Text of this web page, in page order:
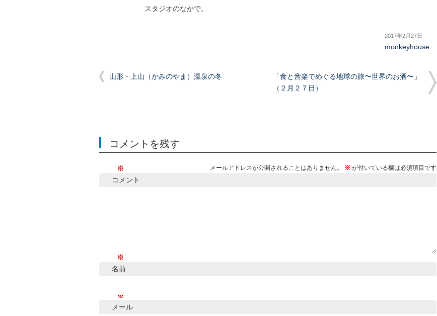
スタジオのなかで。
2017年2月27日
monkeyhouse
山形・上山（かみのやま）温泉の冬
「食と音楽でめぐる地球の旅〜世界のお酒〜」
（２月２７日）
コメントを残す
メールアドレスが公開されることはありません。 ※ が付いている欄は必須項目です
コメント
※
名前
※
メール
※